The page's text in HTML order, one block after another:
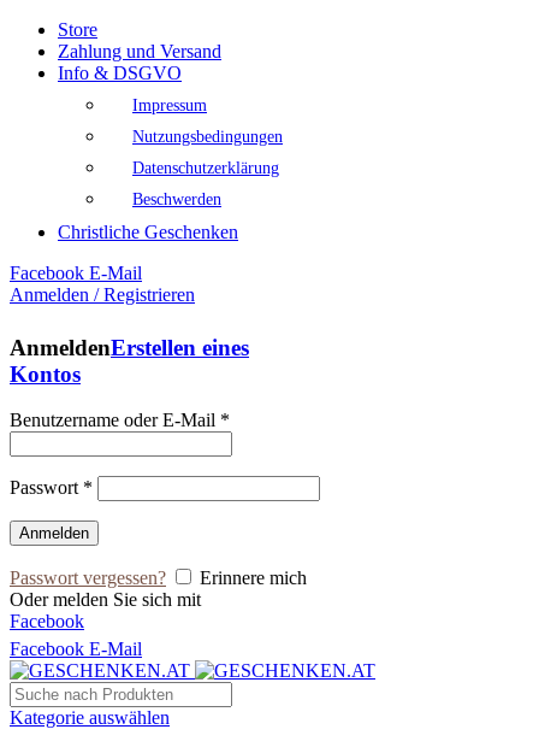
Store
Zahlung und Versand
Info & DSGVO
Impressum
Nutzungsbedingungen
Datenschutzerklärung
Beschwerden
Christliche Geschenken
Facebook E-Mail
Anmelden / Registrieren
AnmeldenErstellen eines
Kontos
Benutzername oder E-Mail *
Passwort *
Anmelden
Passwort vergessen?
Erinnere mich
Oder melden Sie sich mit
Facebook
Facebook E-Mail
Kategorie auswählen